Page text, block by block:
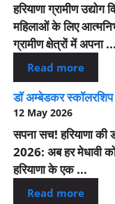
हरियाणा ग्रामीण
महिलाओं के लिए
ग्रामीण क्षेत्रों में अपना ...
Read more
डॉ अम्बेडकर
12 May 2026
सपना सच! हरियाणा की
2026: अब हर मेधावी
हरियाणा के एक ...
Read more